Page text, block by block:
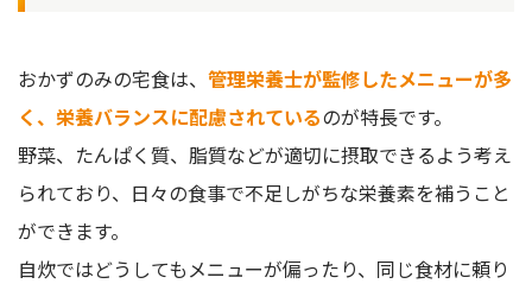
おかずのみの宅食は、 管理栄養士が監修したメニューが多
く、栄養バランスに配慮されているのが特長です。
野菜、たんぱく質、脂質などが適切に摂取できるよう考え
られており、日々の食事で不足しがちな栄養素を補うこと
ができます。
自炊ではどうしてもメニューが偏ったり、同じ食材に頼り